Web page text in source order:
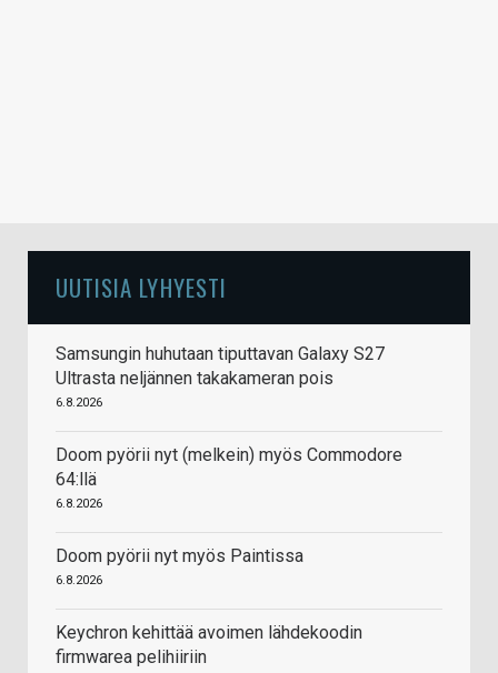
UUTISIA LYHYESTI
Samsungin huhutaan tiputtavan Galaxy S27
Ultrasta neljännen takakameran pois
6.8.2026
Doom pyörii nyt (melkein) myös Commodore
64:llä
6.8.2026
Doom pyörii nyt myös Paintissa
6.8.2026
Keychron kehittää avoimen lähdekoodin
firmwarea pelihiiriin